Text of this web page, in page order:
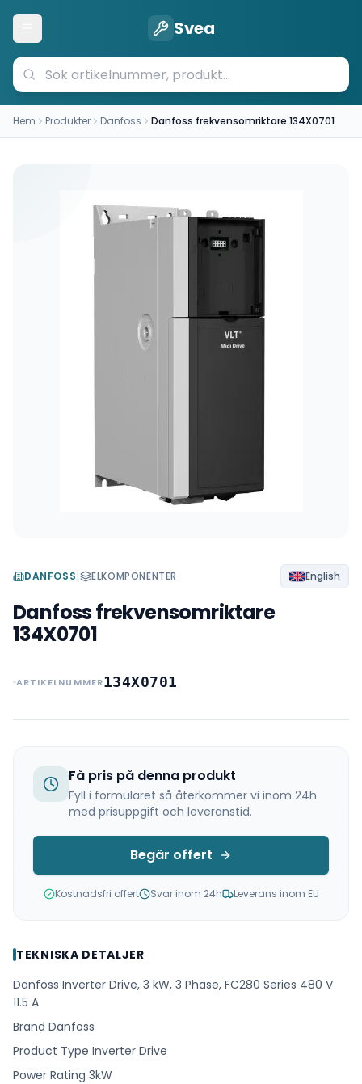
Öppna meny Svea
Hem Produkter Danfoss Danfoss frekvensomriktare 134X0701
DANFOSS| ELKOMPONENTER English
Danfoss frekvensomriktare
134X0701
ARTIKELNUMMER134X0701
Få pris på denna produkt
Fyll i formuläret så återkommer vi inom 24h
med prisuppgift och leveranstid.
Begär offert
Kostnadsfri offert Svar inom 24h Leverans inom EU
TEKNISKA DETALJER
Danfoss Inverter Drive, 3 kW, 3 Phase, FC280 Series 480 V
11.5 A
Brand Danfoss
Product Type Inverter Drive
Power Rating 3kW